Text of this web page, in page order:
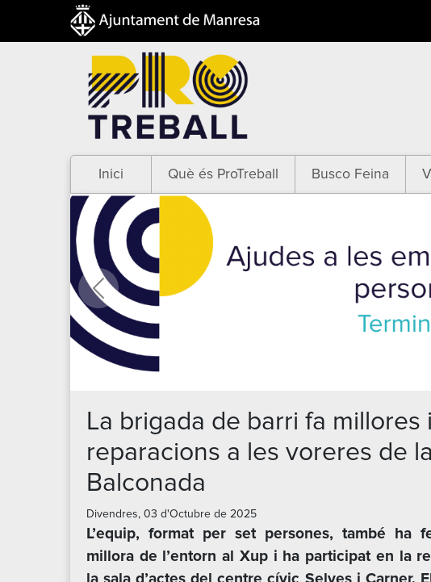
Inici Què és ProTreball Busco Feina
Anterior
La brigada de barri fa millores i
reparacions a les voreres de la
Balconada
Divendres, 03 d'Octubre de 2025
L’equip, format per set persones, també ha
millora de l’entorn al Xup i ha participat en la